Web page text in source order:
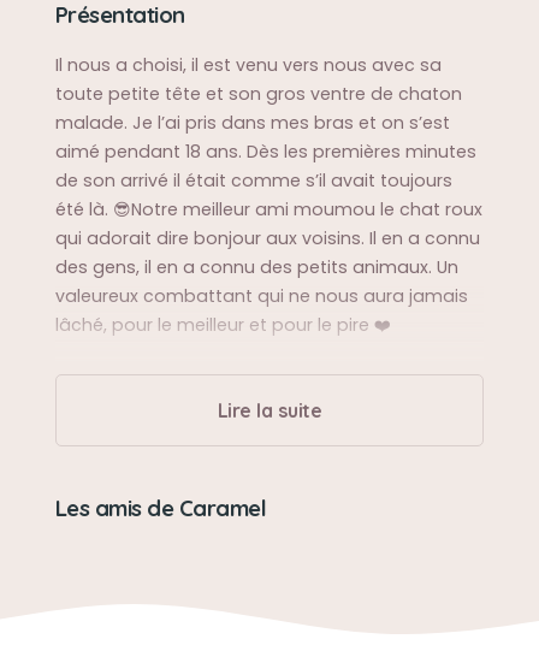
Présentation
Il nous a choisi, il est venu vers nous avec sa
toute petite tête et son gros ventre de chaton
malade. Je l’ai pris dans mes bras et on s’est
aimé pendant 18 ans. Dès les premières minutes
de son arrivé il était comme s’il avait toujours
été là. 😎Notre meilleur ami moumou le chat roux
qui adorait dire bonjour aux voisins. Il en a connu
des gens, il en a connu des petits animaux. Un
valeureux combattant qui ne nous aura jamais
lâché, pour le meilleur et pour le pire ❤️
La balade en sac plastique pour traverser la
importe où nous allions dans le quartier Caramel
Cette fois où il a ramené un bout de steak déjà
Lire la suite
Les amis de Caramel